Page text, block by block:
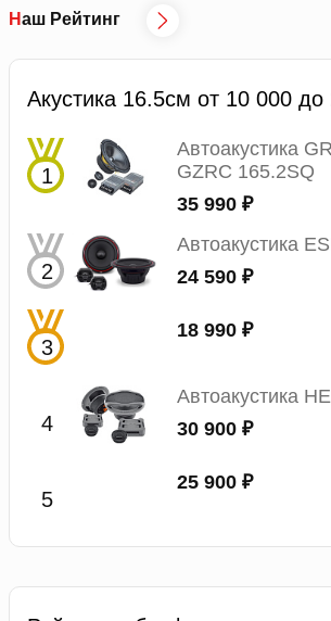
Наш Рейтинг
Акустика 16.5см от 10 000 до
Автоакустика
GZRC 165.2SQ
35 990 ₽
Автоакустика
24 590 ₽
18 990 ₽
Автоакустика
30 900 ₽
25 900 ₽